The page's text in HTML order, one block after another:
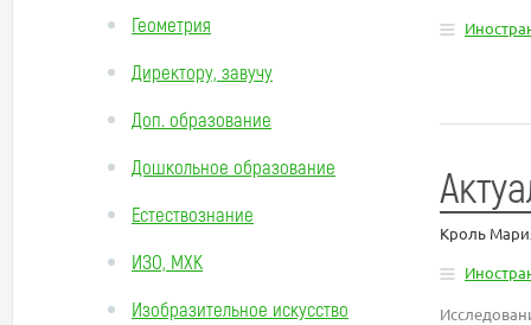
Геометрия
Директору, завучу
Доп. образование
Дошкольное образование
Естествознание
ИЗО, МХК
Изобразительное искусство
Кроль